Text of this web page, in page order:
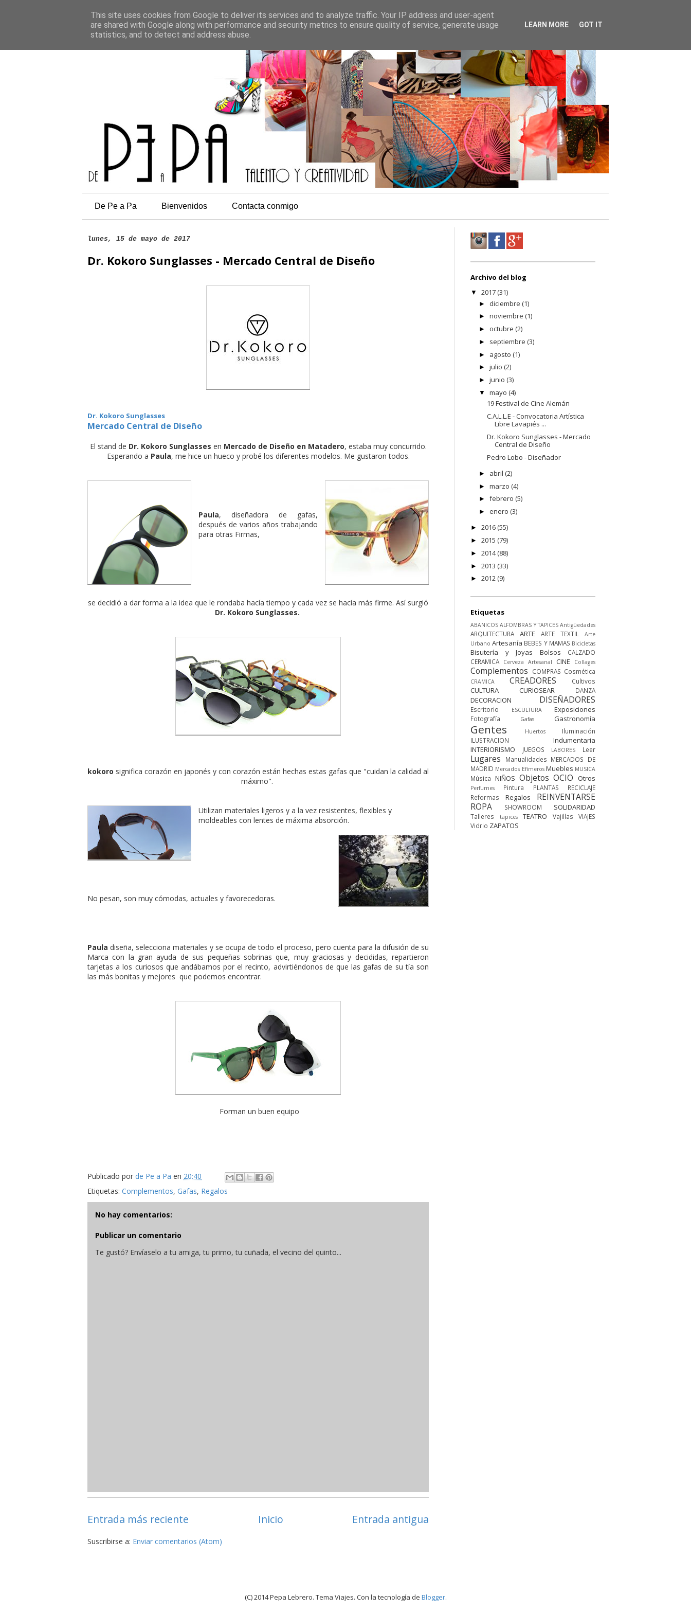
De Pe a Pa Bienvenidos Contacta conmigo
lunes, 15 de mayo de 2017
Dr. Kokoro Sunglasses - Mercado Central de Diseño
Dr. Kokoro Sunglasses
Mercado Central de Diseño
El stand de Dr. Kokoro Sunglasses en Mercado de Diseño en Matadero, estaba muy concurrido.
Esperando a Paula, me hice un hueco y probé los diferentes modelos. Me gustaron todos.
Paula, diseñadora de gafas,
después de varios años trabajando
para otras Firmas,
se decidió a dar forma a la idea que le rondaba hacía tiempo y cada vez se hacía más firme. Así surgió
Dr. Kokoro Sunglasses.
kokoro significa corazón en japonés y con corazón están hechas estas gafas que "cuidan la calidad al
máximo".
Utilizan materiales ligeros y a la vez resistentes, flexibles y
moldeables con lentes de máxima absorción.
No pesan, son muy cómodas, actuales y favorecedoras.
Paula diseña, selecciona materiales y se ocupa de todo el proceso, pero cuenta para la difusión de su
Marca con la gran ayuda de sus pequeñas sobrinas que, muy graciosas y decididas, repartieron
tarjetas a los curiosos que andábamos por el recinto, advirtiéndonos de que las gafas de su tía son
las más bonitas y mejores que podemos encontrar.
Forman un buen equipo
Publicado por de Pe a Pa en 20:40
Etiquetas: Complementos, Gafas, Regalos
No hay comentarios:
Publicar un comentario
Te gustó? Envíaselo a tu amiga, tu primo, tu cuñada, el vecino del quinto...
Entrada más reciente Entrada antigua
Inicio
Suscribirse a: Enviar comentarios (Atom)
Archivo del blog
▼ 2017(31)
► diciembre (1)
► noviembre (1)
► octubre (2)
► septiembre (3)
► agosto (1)
► julio (2)
► junio (3)
▼ mayo (4)
19 Festival de Cine Alemán
C.A.L.L.E - Convocatoria Artística
Libre Lavapiés ...
Dr. Kokoro Sunglasses - Mercado
Central de Diseño
Pedro Lobo - Diseñador
► abril (2)
► marzo (4)
► febrero (5)
► enero (3)
► 2016(55)
► 2015 (79)
► 2014(88)
► 2013 (33)
► 2012(9)
Etiquetas
ABANICOS ALFOMBRAS Y TAPICES Antigüedades
ARQUITECTURA ARTE ARTE TEXTIL
Arte
Urbano Artesanía BEBES Y MAMAS Bicicletas
Bisutería y Joyas Bolsos
CALZADO
CERAMICA
Cerveza Artesanal CINE Collages
Complementos COMPRAS Cosmética
CRAMICA CREADORES Cultivos
CULTURA CURIOSEAR DANZA
DECORACION DISEÑADORES
Escritorio ESCULTURA Exposiciones
Fotografía Gafas Gastronomía
Gentes Huertos
Iluminación
ILUSTRACION
Indumentaria
INTERIORISMO
JUEGOS LABORES Leer
Lugares Manualidades MERCADOS DE
MADRID Mercados Efímeros Muebles MUSICA
Música NIÑOS Objetos OCIO Otros
Perfumes Pintura PLANTAS
RECICLAJE
Reformas
Regalos
REINVENTARSE
ROPA
SHOWROOM SOLIDARIDAD
Talleres tapices TEATRO Vajillas
VIAJES
Vidrio ZAPATOS
(C) 2014 Pepa Lebrero. Tema Viajes. Con la tecnología de Blogger.
This site uses cookies from Google to deliver its services and to analyze traffic. Your IP address and user-agent
are shared with Google along with performance and security metrics to ensure quality of service, generate usage
statistics, and to detect and address abuse.
LEARN MORE GOT IT